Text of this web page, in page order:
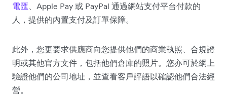
電匯 、Apple Pay 或 PayPal 通過網站支付平台付款的
人，提供的內置支付及訂單保障。
此外，您更要求供應商向您提供他們的商業執照、合規證
明或其他官方文件，包括他們倉庫的照片。您亦可於網上
驗證他們的公司地址，並查看客戶評語以確認他們合法經
營。